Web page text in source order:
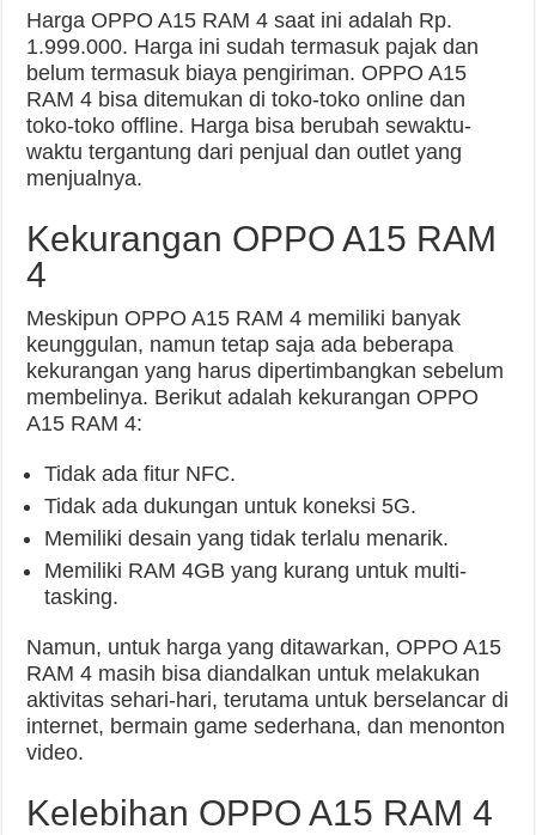
Harga OPPO A15 RAM 4 saat ini adalah Rp.
1.999.000. Harga ini sudah termasuk pajak dan
belum termasuk biaya pengiriman. OPPO A15
RAM 4 bisa ditemukan di toko-toko online dan
toko-toko offline. Harga bisa berubah sewaktu-
waktu tergantung dari penjual dan outlet yang
menjualnya.
Kekurangan OPPO A15 RAM
4
Meskipun OPPO A15 RAM 4 memiliki banyak
keunggulan, namun tetap saja ada beberapa
kekurangan yang harus dipertimbangkan sebelum
membelinya. Berikut adalah kekurangan OPPO
A15 RAM 4:
Tidak ada fitur NFC.
Tidak ada dukungan untuk koneksi 5G.
Memiliki desain yang tidak terlalu menarik.
Memiliki RAM 4GB yang kurang untuk multi-
tasking.
Namun, untuk harga yang ditawarkan, OPPO A15
RAM 4 masih bisa diandalkan untuk melakukan
aktivitas sehari-hari, terutama untuk berselancar di
internet, bermain game sederhana, dan menonton
video.
Kelebihan OPPO A15 RAM 4